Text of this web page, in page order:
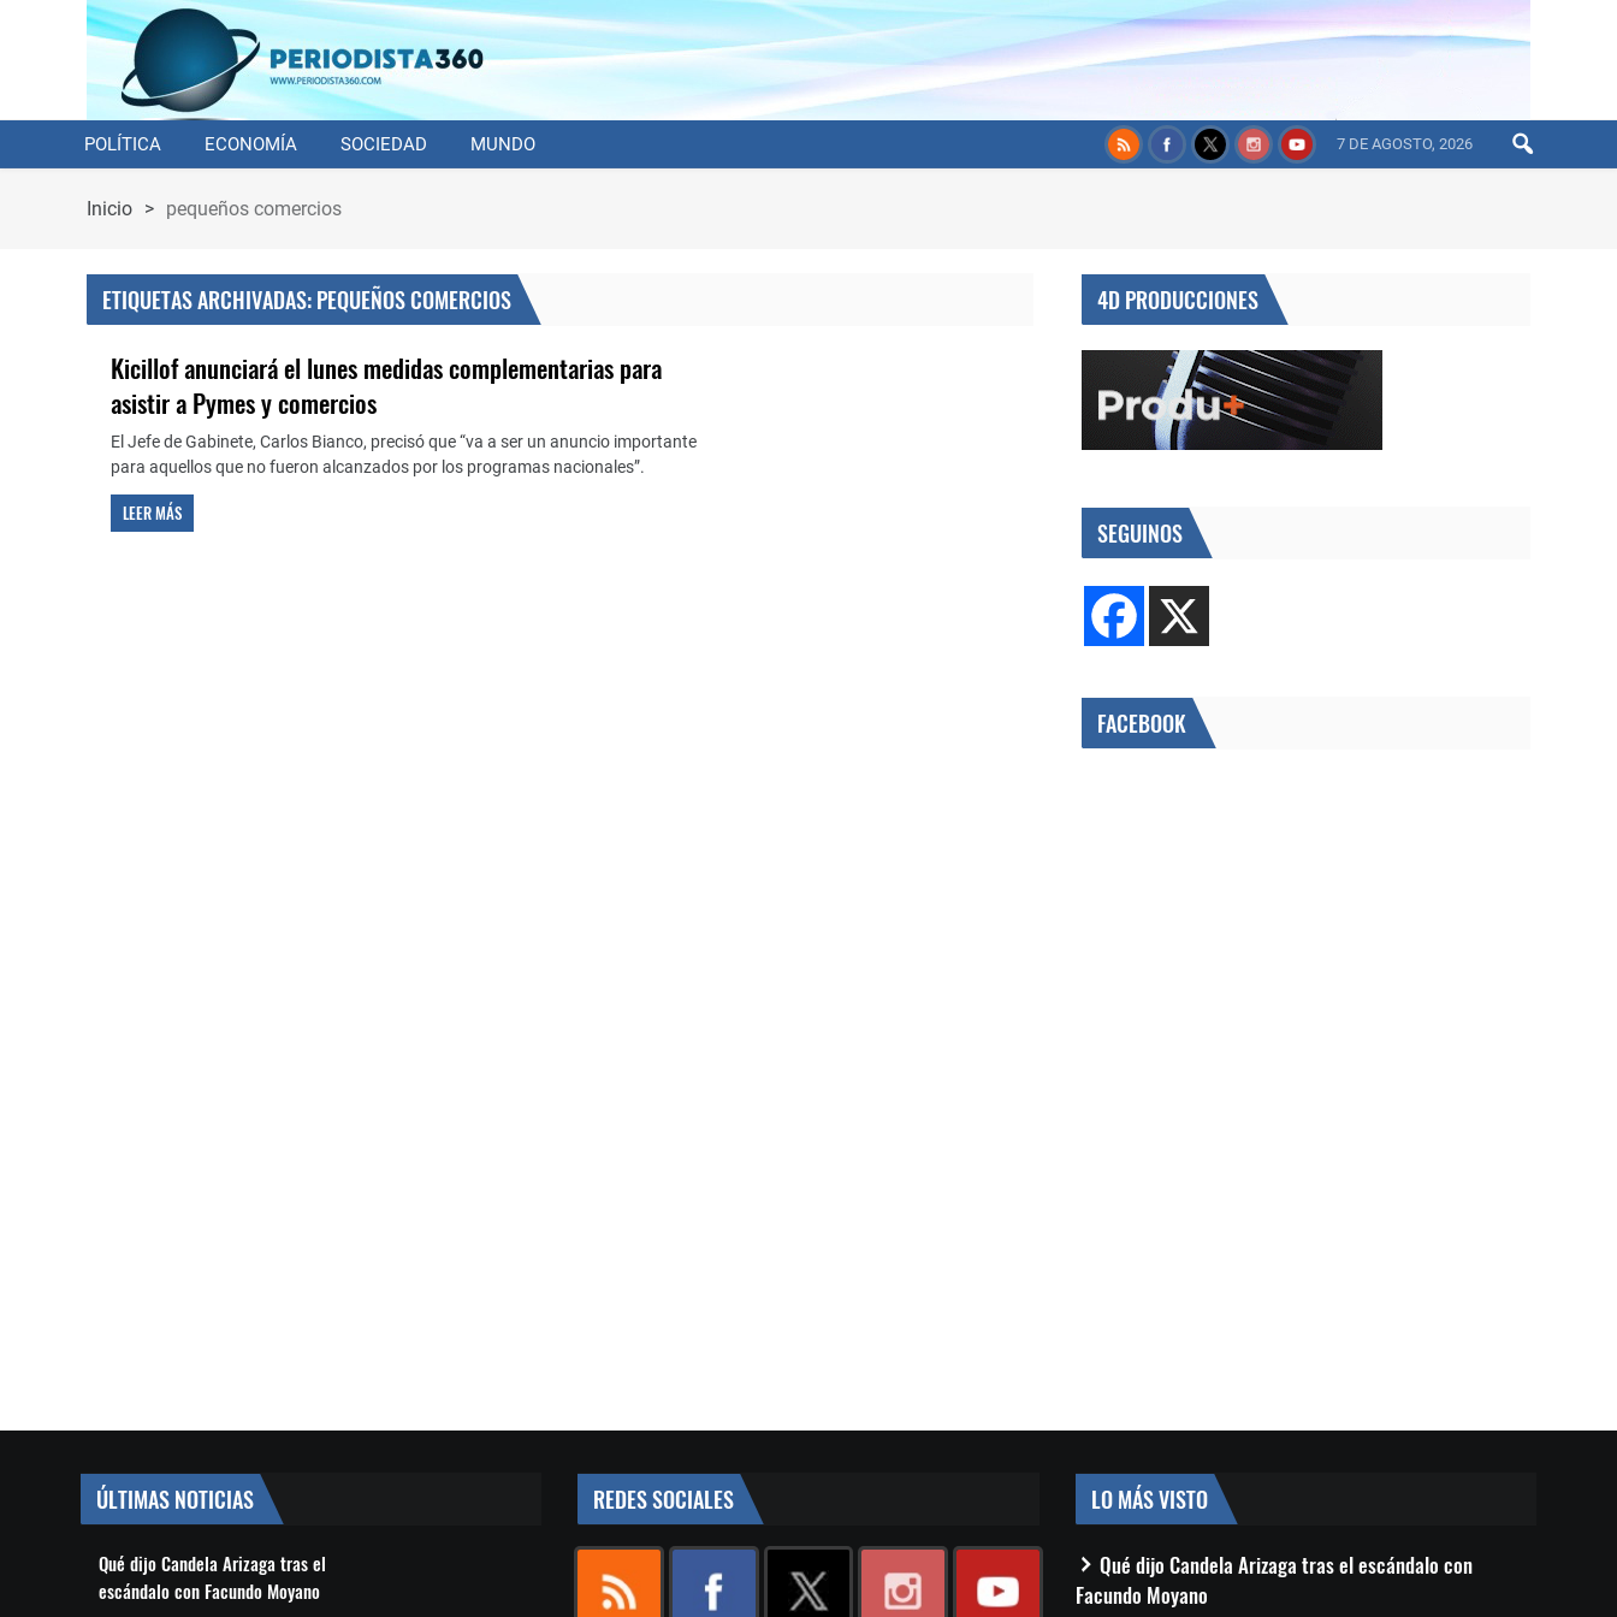
POLÍTICA ECONOMÍA SOCIEDAD MUNDO 7 DE AGOSTO, 2026
Inicio > pequeños comercios
ETIQUETAS ARCHIVADAS: PEQUEÑOS COMERCIOS
Kicillof anunciará el lunes medidas complementarias para
asistir a Pymes y comercios
El Jefe de Gabinete, Carlos Bianco, precisó que “va a ser un anuncio importante
para aquellos que no fueron alcanzados por los programas nacionales”.
LEER MÁS
4D PRODUCCIONES
SEGUINOS
FACEBOOK
ÚLTIMAS NOTICIAS
Qué dijo Candela Arizaga tras el
escándalo con Facundo Moyano
REDES SOCIALES LO MÁS VISTO
Qué dijo Candela Arizaga tras el escándalo con
Facundo Moyano